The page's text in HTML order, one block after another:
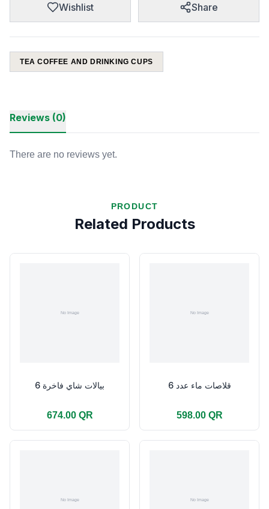
Wishlist Share
TEA COFFEE AND DRINKING CUPS
Reviews (0)
There are no reviews yet.
PRODUCT
Related Products
بيالات شاي فاخرة 6
674.00 QR
قلاصات ماء عدد 6
598.00 QR